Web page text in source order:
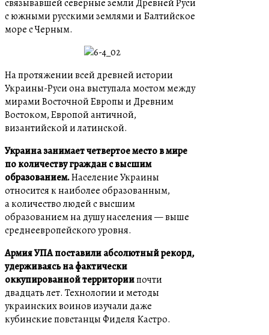
связывавшей северные земли Древней Руси
с южными русскими землями и Балтийское
море с Черным.
На протяжении всей древней истории
Украины-Руси она выступала мостом между
мирами Восточной Европы и Древним
Востоком, Европой античной,
византийской и латинской.
Украина занимает четвертое место в мире
по количеству граждан с высшим
образованием.Население Украины
относится к наиболее образованным,
а количество людей с высшим
образованием на душу населения — выше
среднеевропейского уровня.
АрмияУПАпоставили абсолютный рекорд,
удерживаясь на фактически
оккупированной территориипочти
двадцать лет. Технологии и методы
украинских воинов изучали даже
кубинские повстанцы Фиделя Кастро.